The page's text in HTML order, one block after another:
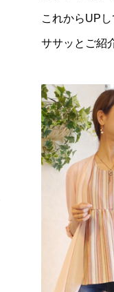
これからUP
ササッとご紹